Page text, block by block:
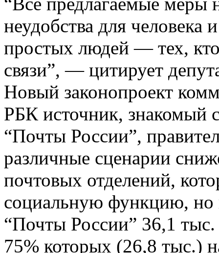
неудобства для
простых людей — тех, кто
связи”, — цитирует
Новый законопроект
РБК источник, знакомый
“Почты России”,
различные сценарии
почтовых отделений,
социальную функцию, но
“Почты России” 36,1 тыс.
75% которых (26,8 тыс.)